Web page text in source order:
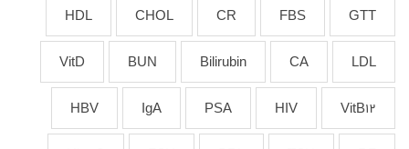
GTT
FBS
CR
CHOL
HDL
LDL
CA
Bilirubin
BUN
VitD
VitB12
HIV
PSA
IgA
HBV